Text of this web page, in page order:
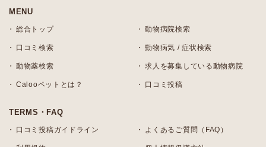
MENU
総合トップ 動物病院検索
口コミ検索 動物病気 / 症状検索
動物薬検索 求人を募集している動物病院
Calooペットとは？ 口コミ投稿
TERMS・FAQ
口コミ投稿ガイドライン よくあるご質問（FAQ）